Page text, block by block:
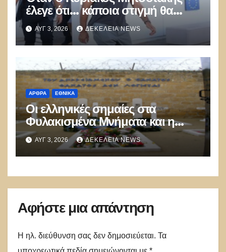
έλεγε ότι… κάποια στιγμή θα
καούν τα δάση
ΑΥΓ 3, 2026 ΔΕΚΈΛΕΙΑ NEWS
ΑΡΘΡΑ ΕΘΝΙΚΑ
Οι ελληνικές σημαίες στα
Φυλακισμένα Μνήματα και η
λήθη των δικών μας παιδιών
ΑΥΓ 3, 2026 ΔΕΚΈΛΕΙΑ NEWS
Αφήστε μια απάντηση
Η ηλ. διεύθυνση σας δεν δημοσιεύεται. Τα